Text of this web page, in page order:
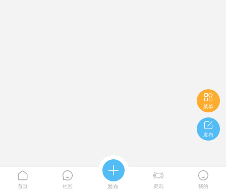

菜单

发布

首页

社区

发布

资讯

我的